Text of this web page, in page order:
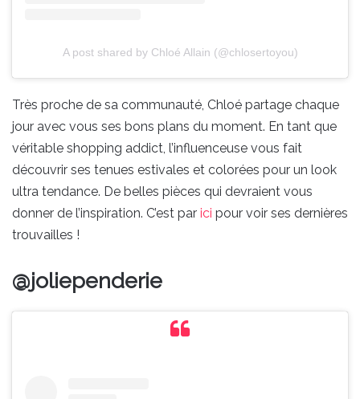
A post shared by Chloé Allain (@chlosertoyou)
Très proche de sa communauté, Chloé partage chaque
jour avec vous ses bons plans du moment. En tant que
véritable shopping addict, l’influenceuse vous fait
découvrir ses tenues estivales et colorées pour un look
ultra tendance. De belles pièces qui devraient vous
donner de l’inspiration. C’est par ici pour voir ses dernières
trouvailles !
@joliependerie